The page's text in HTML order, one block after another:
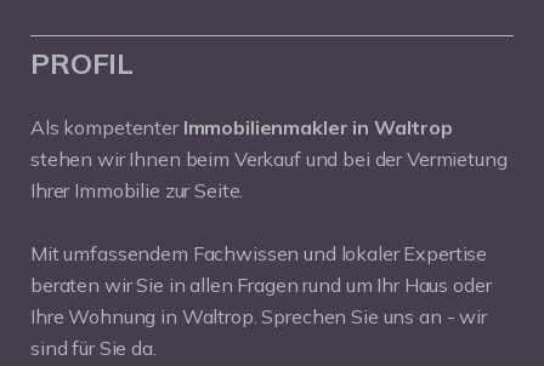
PROFIL
Als kompetenter Immobilienmakler in Waltrop
stehen wir Ihnen beim Verkauf und bei der Vermietung
Ihrer Immobilie zur Seite.
Mit umfassendem Fachwissen und lokaler Expertise
beraten wir Sie in allen Fragen rund um Ihr Haus oder
Ihre Wohnung in Waltrop. Sprechen Sie uns an - wir
sind für Sie da.